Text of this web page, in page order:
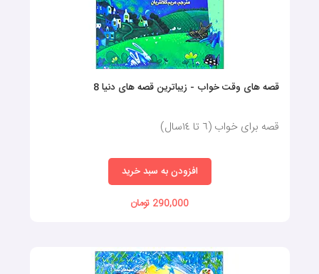
قصه های وقت خواب - زیباترین قصه های دنیا 8
قصه برای خواب (٦ تا ١٤سال)
افزودن به سبد خرید
290,000 تومان